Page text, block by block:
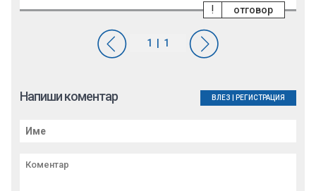
отговор
!
Напиши коментар ВЛЕЗ РЕГИСТРАЦИЯ